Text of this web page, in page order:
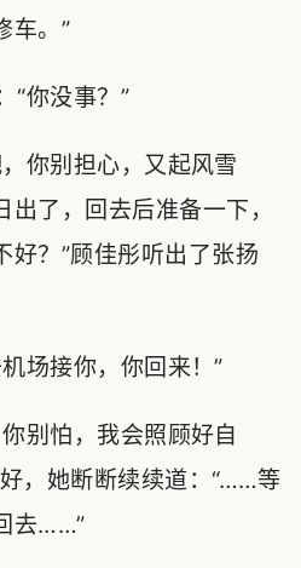
车。”
你没事？”
你别担心，又起风雪
了，回去后准备一下，
好？”顾佳彤听出了张扬
场接你，你回来！”
别怕，我会照顾好自
，她断断续续道：“……等
去……”